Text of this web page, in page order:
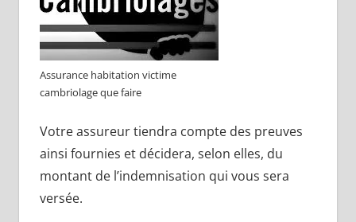
Assurance habitation victime
cambriolage que faire
Votre assureur tiendra compte des preuves
ainsi fournies et décidera, selon elles, du
montant de l’indemnisation qui vous sera
versée.